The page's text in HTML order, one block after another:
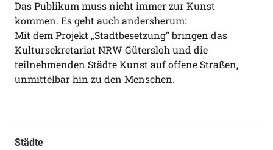
Das Publikum muss nicht immer zur Kunst
kommen. Es geht auch andersherum:
Mit dem Projekt „Stadtbesetzung“ bringen das
Kultursekretariat NRW Gütersloh und die
teilnehmenden Städte Kunst auf offene Straßen,
unmittelbar hin zu den Menschen.
Städte